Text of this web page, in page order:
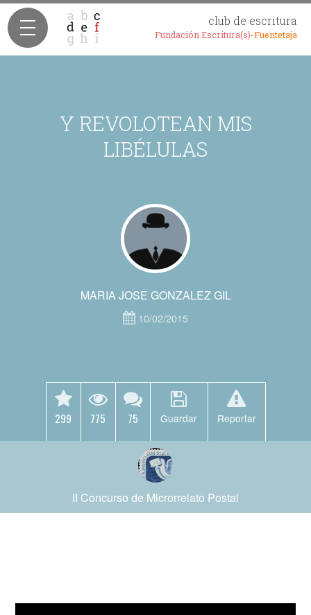
club de escritura
Fundación Escritura(s)-Fuentetaja
Y REVOLOTEAN MIS
LIBÉLULAS
MARIA JOSE GONZALEZ GIL
10/02/2015
299 775 75 Guardar Reportar
II Concurso de Microrrelato Postal